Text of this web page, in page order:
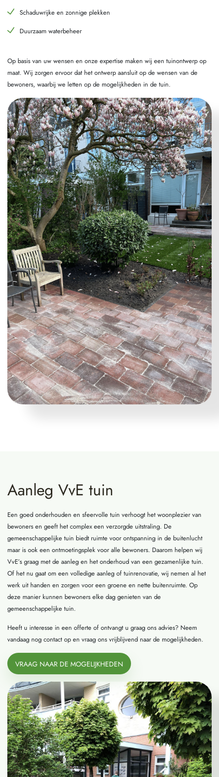
Schaduwrijke en zonnige plekken
Duurzaam waterbeheer
Op basis van uw wensen en onze expertise maken wij een tuinontwerp op
maat. Wij zorgen ervoor dat het ontwerp aansluit op de wensen van de
bewoners, waarbij we letten op de mogelijkheden in de tuin.
Aanleg VvE tuin
Een goed onderhouden en sfeervolle tuin verhoogt het woonplezier van
bewoners en geeft het complex een verzorgde uitstraling. De
gemeenschappelijke tuin biedt ruimte voor ontspanning in de buitenlucht
maar is ook een ontmoetingsplek voor alle bewoners. Daarom helpen wij
VvE’s graag met de aanleg en het onderhoud van een gezamenlijke tuin.
Of het nu gaat om een volledige aanleg of tuinrenovatie, wij nemen al het
werk uit handen en zorgen voor een groene en nette buitenruimte. Op
deze manier kunnen bewoners elke dag genieten van de
gemeenschappelijke tuin.
Heeft u interesse in een offerte of ontvangt u graag ons advies? Neem
vandaag nog contact op en vraag ons vrijblijvend naar de mogelijkheden.
VRAAG NAAR DE MOGELIJKHEDEN